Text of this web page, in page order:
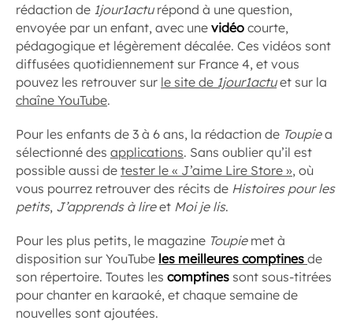
rédaction de 1jour1acturépond à une question,
envoyée par un enfant, avec une vidéo courte,
pédagogique et légèrement décalée. Ces vidéos sont
diffusées quotidiennement sur France 4, et vous
pouvez les retrouver sur le site de 1jour1actuet sur la
chaîne YouTube.
Pour les enfants de 3 à 6 ans, la rédaction de Toupiea
sélectionné des applications. Sans oublier qu’il est
possible aussi de tester le « J’aime Lire Store », où
vous pourrez retrouver des récits de Histoires pour les
petits, J’apprends à lireet Moi je lis.
Pour les plus petits, le magazine Toupiemet à
disposition sur YouTube les meilleures comptines de
son répertoire. Toutes les comptines sont sous-titrées
pour chanter en karaoké, et chaque semaine de
nouvelles sont ajoutées.